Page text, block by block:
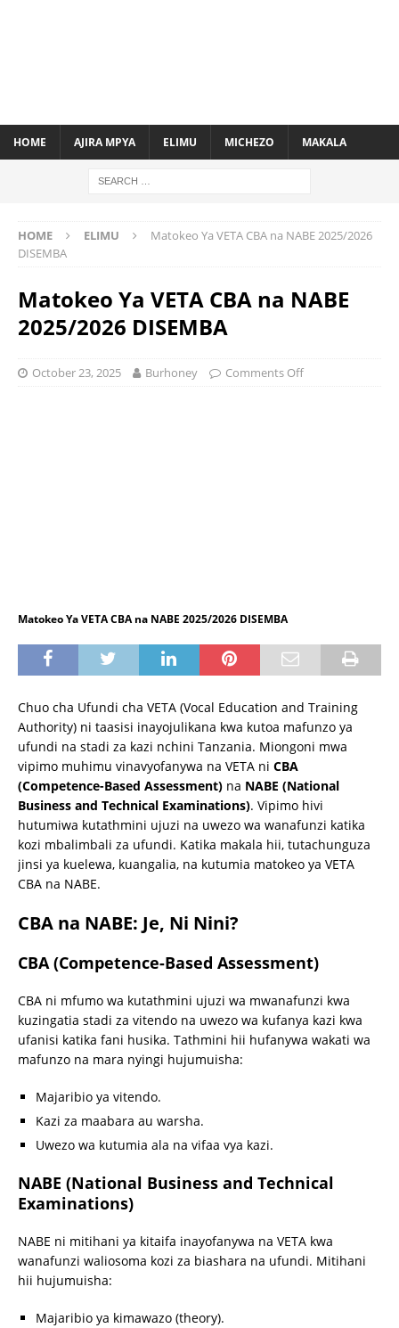
HOME AJIRA MPYA ELIMU MICHEZO MAKALA
HOME ELIMU
Matokeo Ya VETA CBA na NABE 2025/2026
DISEMBA
Matokeo Ya VETA CBA na NABE
2025/2026 DISEMBA
October 23, 2025 Burhoney Comments Off
Matokeo Ya VETA CBA na NABE 2025/2026 DISEMBA
Chuo cha Ufundi cha VETA (Vocal Education and Training
Authority) ni taasisi inayojulikana kwa kutoa mafunzo ya
ufundi na stadi za kazi nchini Tanzania. Miongoni mwa
vipimo muhimu vinavyofanywa na VETA ni CBA
(Competence-Based Assessment) na NABE (National
Business and Technical Examinations). Vipimo hivi
hutumiwa kutathmini ujuzi na uwezo wa wanafunzi katika
kozi mbalimbali za ufundi. Katika makala hii, tutachunguza
jinsi ya kuelewa, kuangalia, na kutumia matokeo ya VETA
CBA na NABE.
CBA na NABE: Je, Ni Nini?
CBA (Competence-Based Assessment)
CBA ni mfumo wa kutathmini ujuzi wa mwanafunzi kwa
kuzingatia stadi za vitendo na uwezo wa kufanya kazi kwa
ufanisi katika fani husika. Tathmini hii hufanywa wakati wa
mafunzo na mara nyingi hujumuisha:
Majaribio ya vitendo.
Kazi za maabara au warsha.
Uwezo wa kutumia ala na vifaa vya kazi.
NABE (National Business and Technical
Examinations)
NABE ni mitihani ya kitaifa inayofanywa na VETA kwa
wanafunzi waliosoma kozi za biashara na ufundi. Mitihani
hii hujumuisha:
Majaribio ya kimawazo (theory).